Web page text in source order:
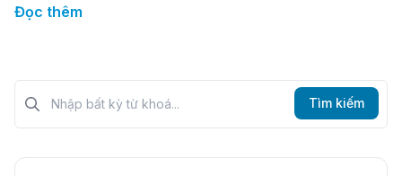
Đọc thêm
Tìm kiếm?>
Tìm kiếm